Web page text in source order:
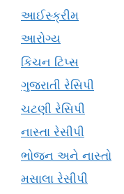
આઈસ્ક્રીમ
આરોગ્ય
કિચન ટિપ્સ
ગુજરાતી રેસિપી
ચટણી રેસિપી
નાસ્તા રેસીપી
ભોજન અને નાસ્તો
મસાલા રેસીપી